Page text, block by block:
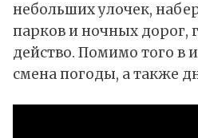
небольших улочек,
парков и ночных дорог,
действо. Помимо того в
смена погоды, а также